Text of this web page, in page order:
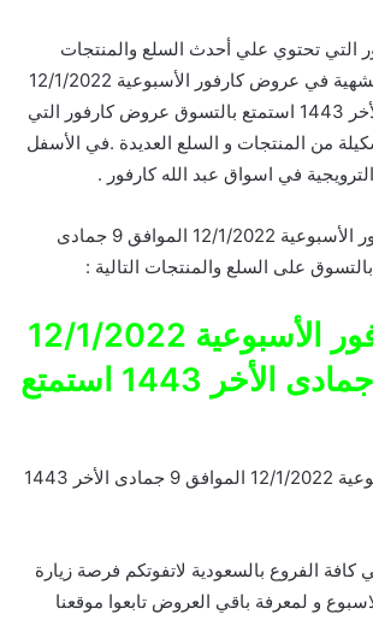
التي تحتوي علي أحدث السلع والمنتجات
الغذائية المختلفة والشهية في عروض كارفور الأسبوعية 12/1/2022
الموافق 9 جمادى الأخر 1443 استمتع بالتسوق عروض كارفور التي
من المنتجات و السلع العديدة .في الأسفل
في اسواق عبد الله كارفور .
وتشمل عروض كارفور الأسبوعية 12/1/2022 الموافق 9 جمادى
عروض كارفور الأسبوعية 12/1/2022
الموافق 9 جمادى الأخر 1443 استمتع
كارفور الأسبوعية 12/1/2022 الموافق 9 جمادى الأخر 1443
الفروع بالسعودية لاتفوتكم فرصة زيارة
و لمعرفة باقي العروض تابعوا موقعنا